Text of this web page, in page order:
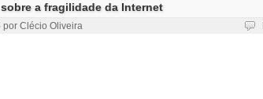
a fragilidade da Internet
por Clécio Oliveira